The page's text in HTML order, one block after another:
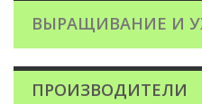
ВЫРАЩИВАНИЕ И
ПРОИЗВОДИТЕЛИ